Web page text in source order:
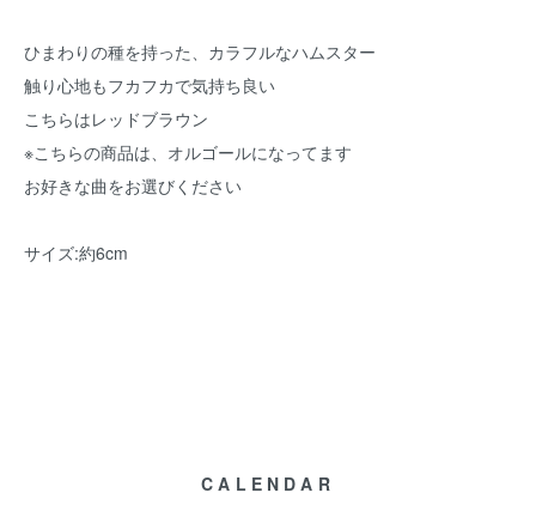
ひまわりの種を持った、カラフルなハムスター
触り心地もフカフカで気持ち良い
こちらはレッドブラウン
※こちらの商品は、オルゴールになってます
お好きな曲をお選びください
サイズ:約6cm
CALENDAR